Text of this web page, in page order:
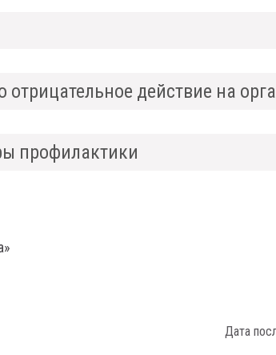
отрицательное действие на
профилактики
Дата